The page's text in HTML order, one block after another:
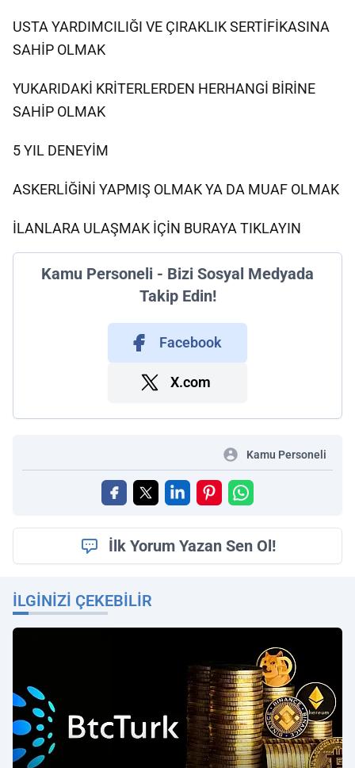
USTA YARDIMCILIĞI VE ÇIRAKLIK SERTİFİKASINA
SAHİP OLMAK
YUKARIDAKİ KRİTERLERDEN HERHANGİ BİRİNE
SAHİP OLMAK
5 YIL DENEYİM
ASKERLİĞİNİ YAPMIŞ OLMAK YA DA MUAF OLMAK
İLANLARA ULAŞMAK İÇİN BURAYA TIKLAYIN
Kamu Personeli - Bizi Sosyal Medyada
Takip Edin!
Facebook
X.com
Kamu Personeli
İlk Yorum Yazan Sen Ol!
İLGINIZI ÇEKEBILIR